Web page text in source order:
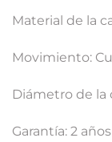
Material de la
Movimiento:
Diámetro de la
Garantía: 2